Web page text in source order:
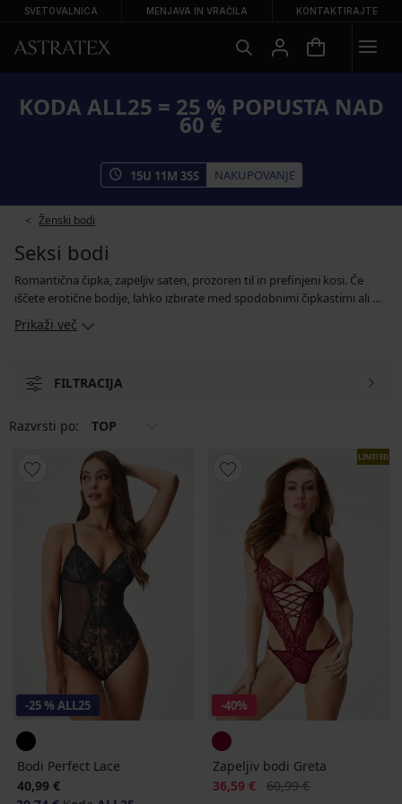
SVETOVALNICA MENJAVA IN VRAČILA KONTAKTIRAJTE
KODA ALL25 = 25 % POPUSTA NAD
60 €
15U 11M 35S NAKUPOVANJE
Ženski bodi
Seksi bodi
Romantična čipka, zapeljiv saten, prozoren til in prefinjeni kosi. Če
iščete erotične bodije, lahko izbirate med spodobnimi čipkastimi ali pa
zelo drznimi modeli, ki po zaslugi domiselnih trakov več razkrijejo, kot
pa skrijejo. Med barvami prevladujejo nesmrtna črna, grešno rdeča,
Prikaži več
FILTRACIJA
Razvrsti po: TOP
-25 % ALL25
Bodi Perfect Lace
40,99 €
LIMITED
-40%
Zapeljiv bodi Greta
Popust
36,59 € Prvotna cena
60,99 €